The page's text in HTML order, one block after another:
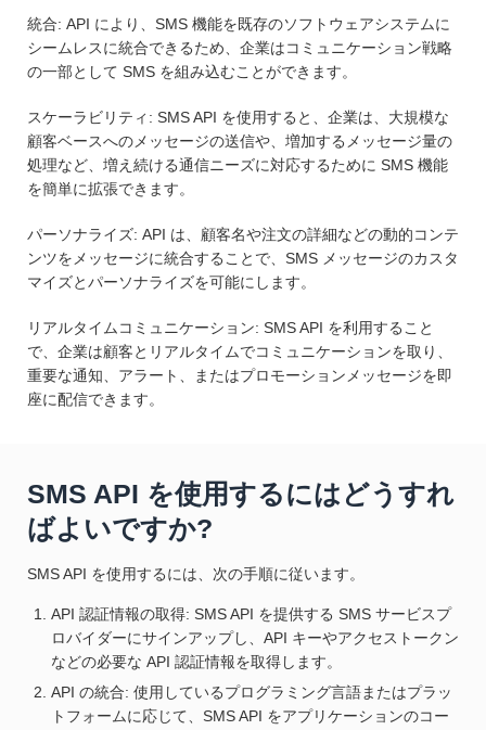
統合: API により、SMS 機能を既存のソフトウェアシステムに
シームレスに統合できるため、企業はコミュニケーション戦略
の一部として SMS を組み込むことができます。
スケーラビリティ: SMS API を使用すると、企業は、大規模な
顧客ベースへのメッセージの送信や、増加するメッセージ量の
処理など、増え続ける通信ニーズに対応するために SMS 機能
を簡単に拡張できます。
パーソナライズ: API は、顧客名や注文の詳細などの動的コンテ
ンツをメッセージに統合することで、SMS メッセージのカスタ
マイズとパーソナライズを可能にします。
リアルタイムコミュニケーション: SMS API を利用すること
で、企業は顧客とリアルタイムでコミュニケーションを取り、
重要な通知、アラート、またはプロモーションメッセージを即
座に配信できます。
SMS API を使用するにはどうすれ
ばよいですか?
SMS API を使用するには、次の手順に従います。
API 認証情報の取得: SMS API を提供する SMS サービスプ
ロバイダーにサインアップし、API キーやアクセストークン
などの必要な API 認証情報を取得します。
API の統合: 使用しているプログラミング言語またはプラッ
トフォームに応じて、SMS API をアプリケーションのコー